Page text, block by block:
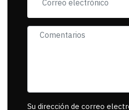
Su dirección de correo